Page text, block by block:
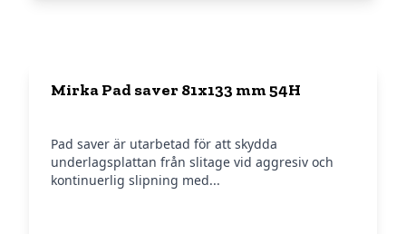
Mirka Pad saver 81x133 mm 54H
Pad saver är utarbetad för att skydda
underlagsplattan från slitage vid aggresiv och
kontinuerlig slipning med...